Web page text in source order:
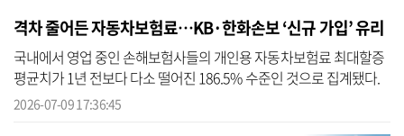
격차 줄어든 자동차보험료…KB·한화손보 ‘신규 가입’ 유리
국내에서 영업 중인 손해보험사들의 개인용 자동차보험료 최대할증
평균치가 1년 전보다 다소 떨어진 186.5% 수준인 것으로 집계됐다.
정부의 잇따른 차보험 합리화 대책과 손보사들의 요율 조정이 맞물리
2026-07-09 17:36:45